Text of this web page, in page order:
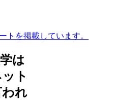
トを掲載しています。
は
ト
れ